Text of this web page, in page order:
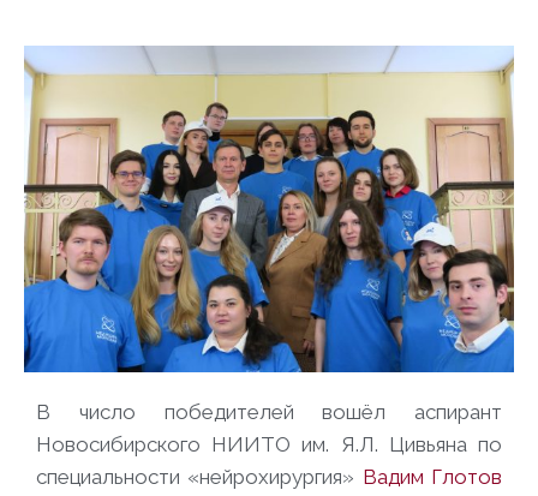
В число победителей вошёл аспирант
Новосибирского НИИТО им. Я.Л. Цивьяна по
специальности «нейрохирургия» Вадим Глотов